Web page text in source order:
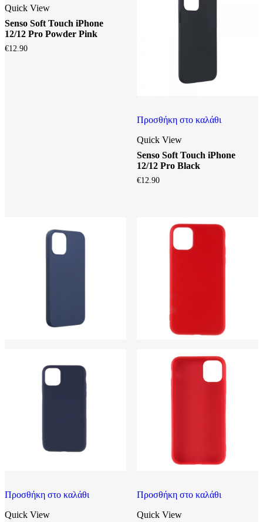
Quick View
Senso Soft Touch iPhone
12/12 Pro Powder Pink
€12.90
Προσθήκη στο καλάθι
Quick View
Senso Soft Touch iPhone
12/12 Pro Black
€12.90
Προσθήκη στο καλάθι
Quick View
Προσθήκη στο καλάθι
Quick View